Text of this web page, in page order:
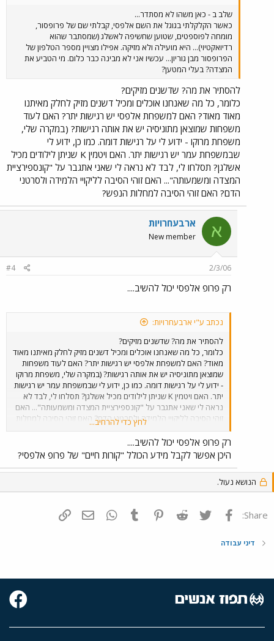
שלב ב - כאן משהו לא מסתדר...
כאשר הקלקלתי בגוגל את השם אלפסי, קבלתי שם של פרופסור,
מומחה לפוספטים, שטוען שחשיפה לאשלג (שמסתבר שהוא
רדיואקטיוי)... היא מועילה ולא מזיקה. אפילו מצויין מספר הטלפון של
הפרופסור מבן גוריון... עכשיו אני לא מבינה כבר כלום. מי הטביע את
המצדה? בעלי המטען?
להסתיר את מה? שדשנים מזיקים?
כלומר, כל מה שאנחנו אוכלים ומכיל דשנים מזיק לחלק מאיתנו
מאוד מאוד? האם למשפחת אלפסי יש רגישות יתר? האם לעוד
משפחות שמוצאן מתוניסיה יש את אותה רגישות? (במקרה שלי,
משפחת מרוקו - ידוע לי על רגישות דומה. כמו כן, ידוע לי
שבמשפחת עמר יש רגישות יתר. האם ויטמין K שניתן לילודים מכיל
אשלגן? תסלחו לי, לבד לא נראה לי שאני אתגבר על "קונספירציית
המצדה ומשמעותה"... האם זוהי הסיבה לליקויי הלמידה ולסרטני
הדם? האם זוהי הסיבה למחלות הנפש?
א ארבעחרויות
New member
2/3/06
#4
רק פרופ אלפסי יכול להשיב....
נכתב ע"י ארבעחרויות:
להסתיר את מה? שדשנים מזיקים?
כלומר, כל מה שאנחנו אוכלים ומכיל דשנים מזיק לחלק מאיתנו מאוד
מאוד? האם למשפחת אלפסי יש רגישות יתר? האם לעוד משפחות
שמוצאן מתוניסיה יש את אותה רגישות? (במקרה שלי, משפחת מרוקו
- ידוע לי על רגישות דומה. כמו כן, ידוע לי שבמשפחת עמר יש רגישות
יתר. האם ויטמין K שניתן לילודים מכיל אשלגן? תסלחו לי, לבד לא
נראה לי שאני אתגבר על "קונספירציית המצדה ומשמעותה"... האם
זוהי הסיבה לליקויי הלמידה ולסרטני הדם? האם זוהי הסיבה למחלות
לחץ כדי להרחיב...
רק פרופ אלפסי יכול להשיב....
היכן אפשר לקבל מידע הכולל "קורות חיים" של פרופ אלפסי?
הנושא נעול.
Share: פייסבוק Twitter
Reddit
Pinterest
Tumblr
WhatsAppדואר אלקטרוני
דיני עבודה